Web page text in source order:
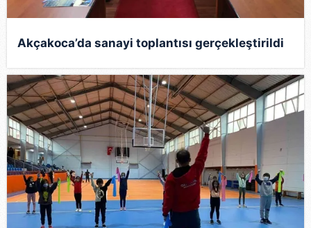
Akçakoca’da sanayi toplantısı gerçekleştirildi